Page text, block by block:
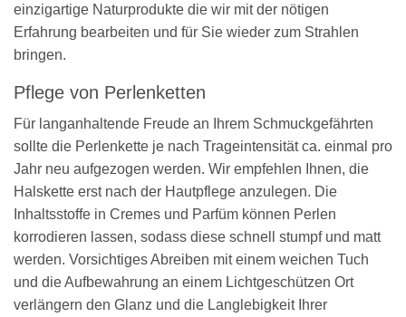
einzigartige Naturprodukte die wir mit der nötigen
Erfahrung bearbeiten und für Sie wieder zum Strahlen
bringen.
Pflege von Perlenketten
Für langanhaltende Freude an Ihrem Schmuckgefährten
sollte die Perlenkette je nach Trageintensität ca. einmal pro
Jahr neu aufgezogen werden. Wir empfehlen Ihnen, die
Halskette erst nach der Hautpflege anzulegen. Die
Inhaltsstoffe in Cremes und Parfüm können Perlen
korrodieren lassen, sodass diese schnell stumpf und matt
werden. Vorsichtiges Abreiben mit einem weichen Tuch
und die Aufbewahrung an einem Lichtgeschützen Ort
verlängern den Glanz und die Langlebigkeit Ihrer